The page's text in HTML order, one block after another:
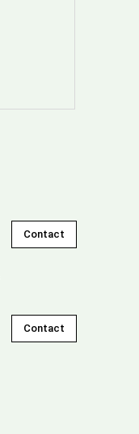
Contact
Contact